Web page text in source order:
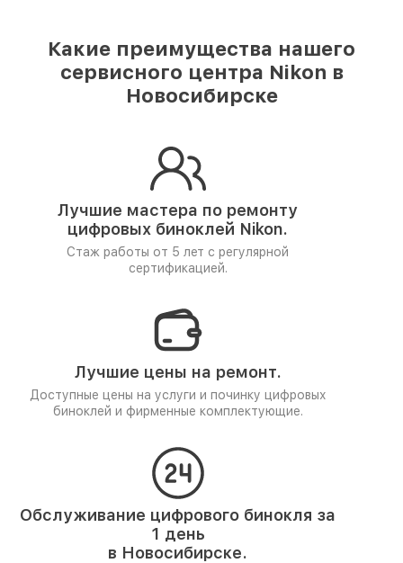
Какие преимущества нашего
сервисного центра Nikon в
Новосибирске
Лучшие мастера по ремонту
цифровых биноклей Nikon.
Стаж работы от 5 лет с регулярной
сертификацией.
Лучшие цены на ремонт.
Доступные цены на услуги и починку цифровых
биноклей и фирменные комплектующие.
Обслуживание цифрового бинокля за
1 день
в Новосибирске.